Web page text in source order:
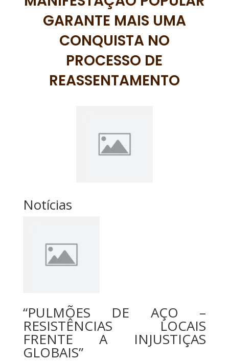
GARANTE MAIS UMA
CONQUISTA NO
PROCESSO DE
REASSENTAMENTO
Notícias
“PULMÕES DE AÇO –
RESISTÊNCIAS LOCAIS
FRENTE A INJUSTIÇAS
GLOBAIS”